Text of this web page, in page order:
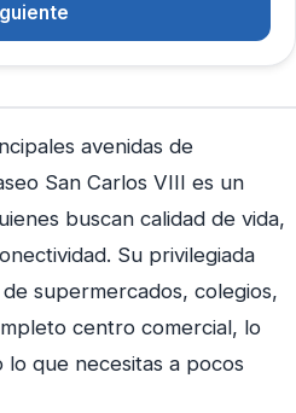
avenidas de
San Carlos VIII es un
buscan calidad de vida,
Su privilegiada
supermercados, colegios,
centro comercial, lo
que necesitas a pocos